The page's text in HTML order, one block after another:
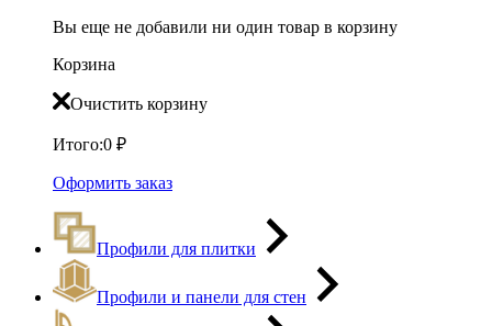
Вы еще не добавили ни один товар в корзину
Корзина
Очистить корзину
Итого:0 ₽
Оформить заказ
Профили для плитки
Профили и панели для стен